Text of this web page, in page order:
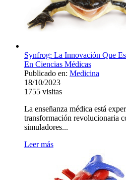
Synfrog: La Innovación Que
En Ciencias Médicas
Publicado en: Medicina
18/10/2023
1755 visitas
La enseñanza médica está
transformación revolucionaria
simuladores...
Leer más